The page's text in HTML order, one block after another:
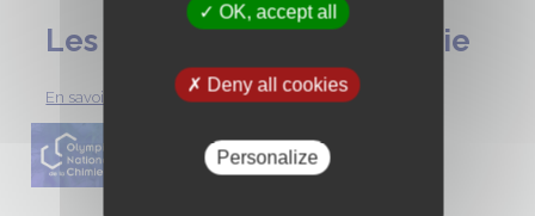
Les olympiades de la chimie
En savoir plus →
OK, accept all
Deny all cookies
Personalize